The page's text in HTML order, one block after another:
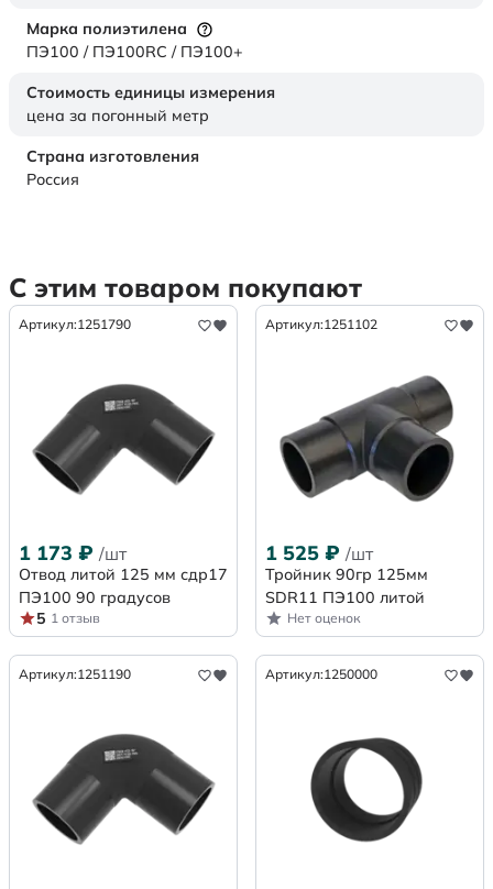
Марка полиэтилена
ПЭ100 / ПЭ100RC / ПЭ100+
Стоимость единицы измерения
цена за погонный метр
Страна изготовления
Россия
С этим товаром покупают
Артикул:1251790
1 173 ₽ /шт
Отвод литой 125 мм сдр17
ПЭ100 90 градусов
5 1 отзыв
Артикул:1251102
1 525 ₽ /шт
Тройник 90гр 125мм
SDR11 ПЭ100 литой
Нет оценок
Артикул:1251190 Артикул:1250000